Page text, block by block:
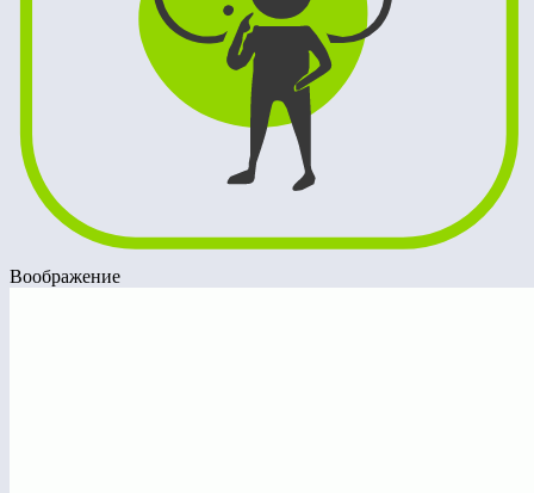
Воображение